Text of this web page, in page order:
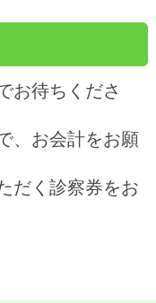
お待ちくださ
、お会計をお願
だく診察券をお